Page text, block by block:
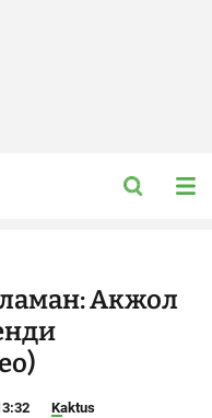
Акжол
Kaktus